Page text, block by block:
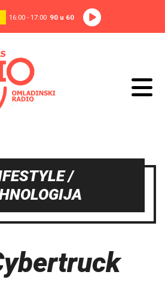
16:00 - 17:00 90 u 60
/